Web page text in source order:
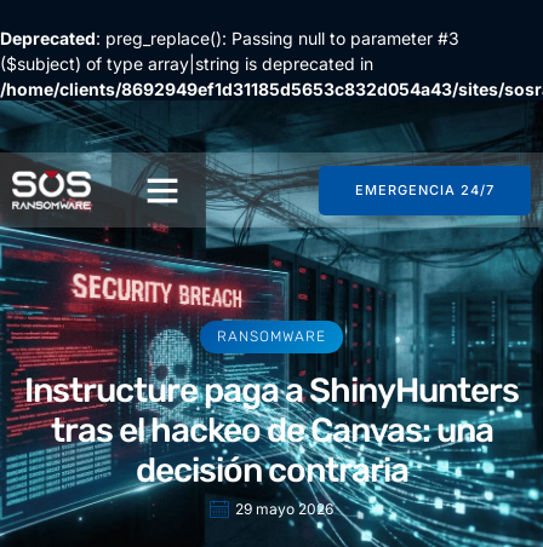
Deprecated: preg_replace(): Passing null to parameter #3
($subject) of type array|string is deprecated in
/home/clients/8692949ef1d31185d5653c832d054a43/sites/
content/plugins/wordfence/vendor/wordfence/wf-
waf/src/lib/rules.phpon line1896
EMERGENCIA 24/7
RANSOMWARE
Instructure paga a ShinyHunters
tras el hackeo de Canvas: una
decisión contraria
29 mayo 2026